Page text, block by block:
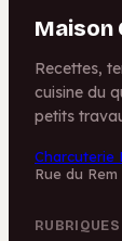
Maison
Recettes,
cuisine du
petits
Charcuterie
Rue du
RUBRIQUES